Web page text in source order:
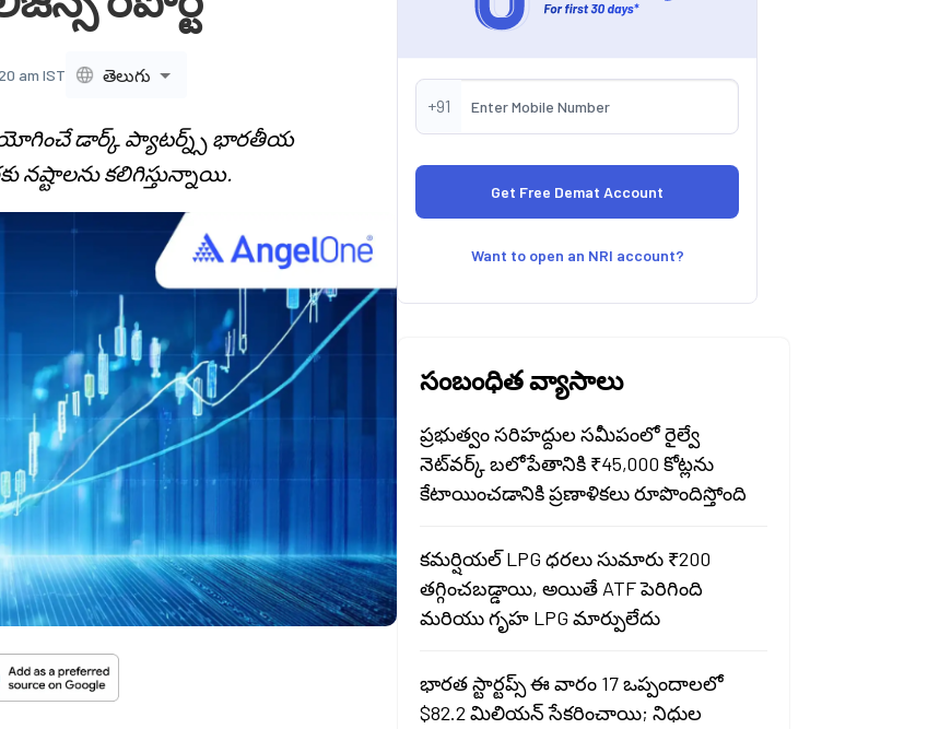
am IST తెలుగు
డార్క్ ప్యాటర్న్స్ భారతీయ
నష్టాలను కలిగిస్తున్నాయి.
+91
Want to open an NRI account?
సంబంధిత వ్యాసాలు
ప్రభుత్వం సరిహద్దుల సమీపంలో రైల్వే
నెట్‌వర్క్ బలోపేతానికి ₹45,000 కోట్లను
కేటాయించడానికి ప్రణాళికలు రూపొందిస్తోంది
కమర్షియల్ LPG ధరలు సుమారు ₹200
తగ్గించబడ్డాయి, అయితే ATF పెరిగింది
మరియు గృహ LPG మార్పులేదు
భారత స్టార్టప్స్ ఈ వారం 17 ఒప్పందాలలో
$82.2 మిలియన్ సేకరించాయి; నిధుల